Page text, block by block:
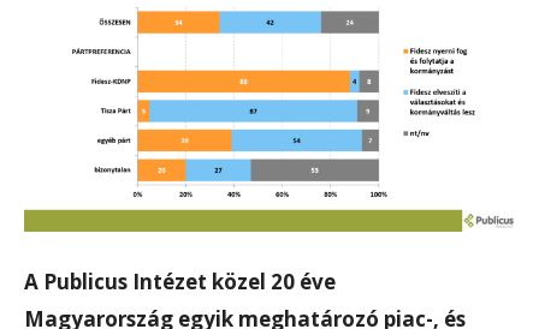
A Publicus Intézet közel 20 éve
Magyarország egyik meghatározó piac-, és